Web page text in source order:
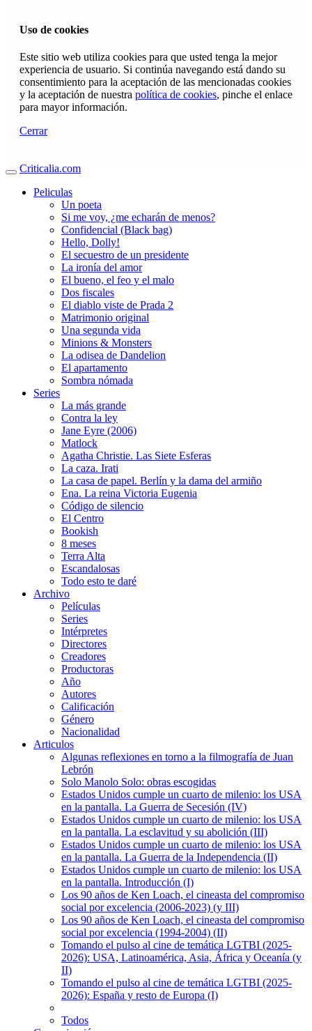
Uso de cookies
Este sitio web utiliza cookies para que usted tenga la mejor
experiencia de usuario. Si continúa navegando está dando su
consentimiento para la aceptación de las mencionadas cookies
y la aceptación de nuestra política de cookies, pinche el enlace
para mayor información.
Cerrar
Criticalia.com
Peliculas
Un poeta
Si me voy, ¿me echarán de menos?
Confidencial (Black bag)
Hello, Dolly!
El secuestro de un presidente
La ironía del amor
El bueno, el feo y el malo
Dos fiscales
El diablo viste de Prada 2
Matrimonio original
Una segunda vida
Minions & Monsters
La odisea de Dandelion
El apartamento
Sombra nómada
Series
La más grande
Contra la ley
Jane Eyre (2006)
Matlock
Agatha Christie. Las Siete Esferas
La caza. Irati
La casa de papel. Berlín y la dama del armiño
Ena. La reina Victoria Eugenia
Código de silencio
El Centro
Bookish
8 meses
Terra Alta
Escandalosas
Todo esto te daré
Archivo
Películas
Series
Intérpretes
Directores
Creadores
Productoras
Año
Autores
Calificación
Género
Nacionalidad
Articulos
Algunas reflexiones en torno a la filmografía de Juan
Lebrón
Solo Manolo Solo: obras escogidas
Estados Unidos cumple un cuarto de milenio: los USA
en la pantalla. La Guerra de Secesión (IV)
Estados Unidos cumple un cuarto de milenio: los USA
en la pantalla. La esclavitud y su abolición (III)
Estados Unidos cumple un cuarto de milenio: los USA
en la pantalla. La Guerra de la Independencia (II)
Estados Unidos cumple un cuarto de milenio: los USA
en la pantalla. Introducción (I)
Los 90 años de Ken Loach, el cineasta del compromiso
social por excelencia (2006-2023) (y III)
Los 90 años de Ken Loach, el cineasta del compromiso
social por excelencia (1994-2004) (II)
Tomando el pulso al cine de temática LGTBI (2025-
2026): USA, Latinoamérica, Asia, África y Oceanía (y
II)
Tomando el pulso al cine de temática LGTBI (2025-
2026): España y resto de Europa (I)
Todos